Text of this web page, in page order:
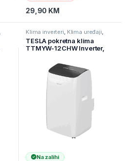
29,90 KM
Klima inverteri Klima uređaji
Kućanski aparati
TESLA pokretna klima
TTMYW-12CHW Inverter,
Na zalihi